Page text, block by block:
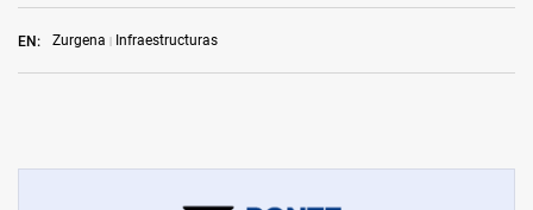
EN: Zurgena Infraestructuras